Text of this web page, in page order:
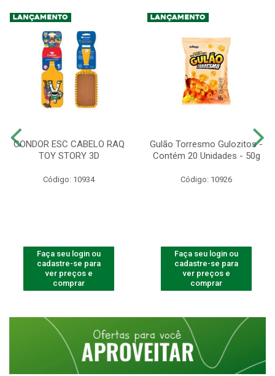
CONDOR ESC CABELO RAQ
TOY STORY 3D
Código: 10934
Faça seu login ou
cadastre-se para
ver preços e
comprar
Gulão Torresmo Gulozitos -
Contém 20 Unidades - 50g
Código: 10926
Faça seu login ou
cadastre-se para
ver preços e
comprar